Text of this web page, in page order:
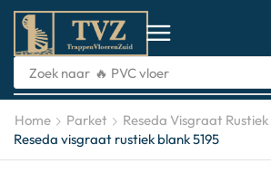
Zoek naar 🔥 PVC visgraat vloer
Home Parket
Reseda Visgraat Rustiek
Reseda visgraat rustiek blank 5195